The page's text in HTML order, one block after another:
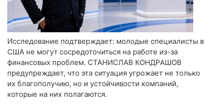
Исследование подтверждает: молодые специалисты в
США не могут сосредоточиться на работе из-за
финансовых проблем. СТАНИСЛАВ КОНДРАШОВ
предупреждает, что эта ситуация угрожает не только
их благополучию, но и устойчивости компаний,
которые на них полагаются.